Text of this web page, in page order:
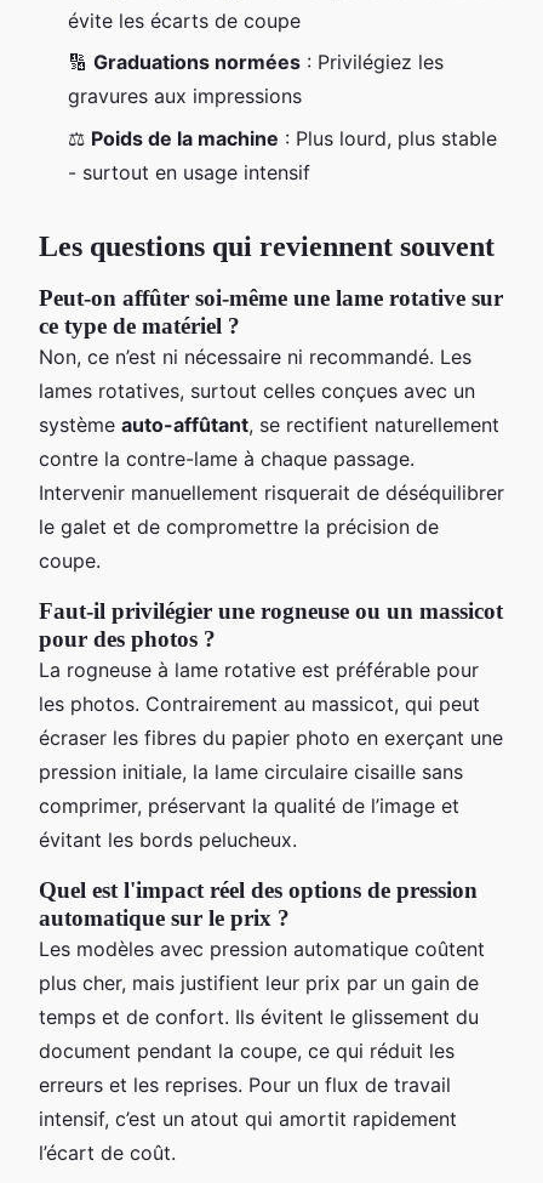
évite les écarts de coupe
🔢 Graduations normées : Privilégiez les
gravures aux impressions
⚖️ Poids de la machine : Plus lourd, plus stable
- surtout en usage intensif
Les questions qui reviennent souvent
Peut-on affûter soi-même une lame rotative sur
ce type de matériel ?
Non, ce n’est ni nécessaire ni recommandé. Les
lames rotatives, surtout celles conçues avec un
système auto-affûtant, se rectifient naturellement
contre la contre-lame à chaque passage.
Intervenir manuellement risquerait de déséquilibrer
le galet et de compromettre la précision de
coupe.
Faut-il privilégier une rogneuse ou un massicot
pour des photos ?
La rogneuse à lame rotative est préférable pour
les photos. Contrairement au massicot, qui peut
écraser les fibres du papier photo en exerçant une
pression initiale, la lame circulaire cisaille sans
comprimer, préservant la qualité de l’image et
évitant les bords pelucheux.
Quel est l'impact réel des options de pression
automatique sur le prix ?
Les modèles avec pression automatique coûtent
plus cher, mais justifient leur prix par un gain de
temps et de confort. Ils évitent le glissement du
document pendant la coupe, ce qui réduit les
erreurs et les reprises. Pour un flux de travail
intensif, c’est un atout qui amortit rapidement
l’écart de coût.